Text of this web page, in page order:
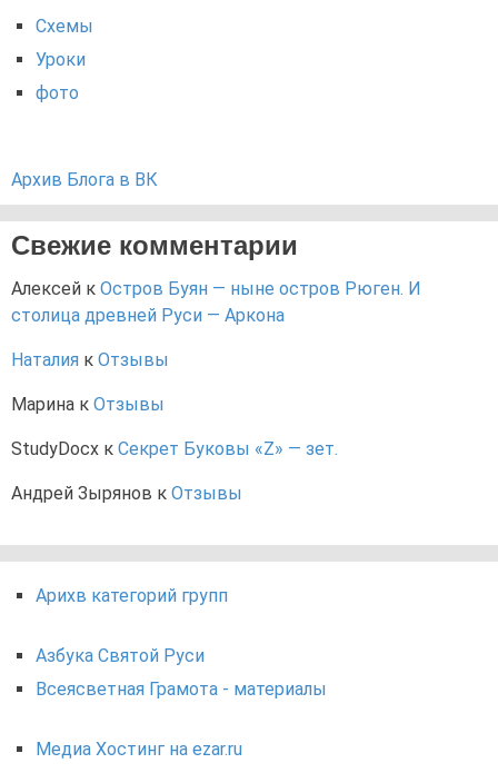
Схемы
Уроки
фото
Архив Блога в ВК
Свежие комментарии
Алексей к Остров Буян — ныне остров Рюген. И
столица древней Руси — Аркона
Наталия к Отзывы
Марина к Отзывы
StudyDocx к Секрет Буковы «Z» — зет.
Андрей Зырянов к Отзывы
Арихв категорий групп
Азбука Святой Руси
Всеясветная Грамота - материалы
Медиа Хостинг на ezar.ru